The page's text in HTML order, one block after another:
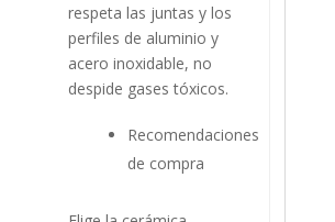
respeta las juntas y los
perfiles de aluminio y
acero inoxidable, no
despide gases tóxicos.
Recomendaciones
de compra